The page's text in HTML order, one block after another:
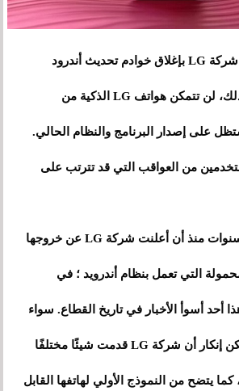
في 30 يونيو، ستقوم شركة LG بإغلاق خوادم تحديث أندرود
الخاصة بها؛ ونتيجة لذلك، لن تتمكن هواتف LG الذكية من
على إصدار البرنامج والنظام الحالي.
من العواقب التي قد تترتب على
لقد مر أكثر من أربع سنوات منذ أن أعلنت شركة LG عن خروجها
التي تعمل بنظام أندرويد ؛ في
أحد أسوأ الأخبار في تاريخ القطاع. سواء
أحببته أو كرهته، لا يمكن إنكار أن شركة LG قدمت شيئًا مختلفًا
يتضح من النموذج الأولي لهاتفها القابل